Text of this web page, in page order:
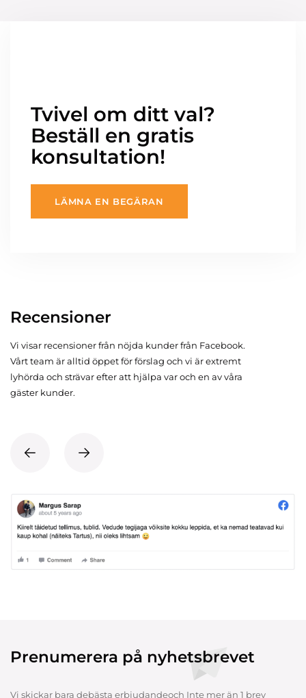
Tvivel om ditt val?
Beställ en gratis
konsultation!
LÄMNA EN BEGÄRAN
Recensioner
Vi visar recensioner från nöjda kunder från Facebook.
Vårt team är alltid öppet för förslag och vi är extremt
lyhörda och strävar efter att hjälpa var och en av våra
gäster kunder.
Prenumerera på nyhetsbrevet
Vi skickar bara debästa erbjudandeoch Inte mer än 1 brev